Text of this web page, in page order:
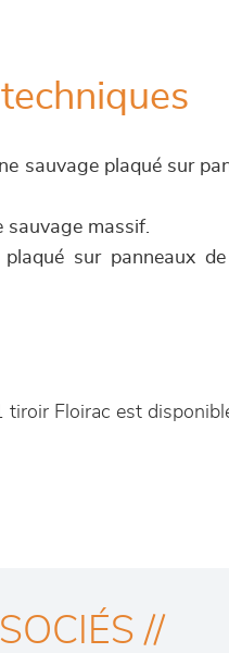
sauvage plaqué sur
sauvage massif.
sur panneaux
Floirac est
//